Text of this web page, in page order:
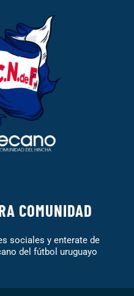
COMUNIDAD
sociales y enterate de
del fútbol uruguayo